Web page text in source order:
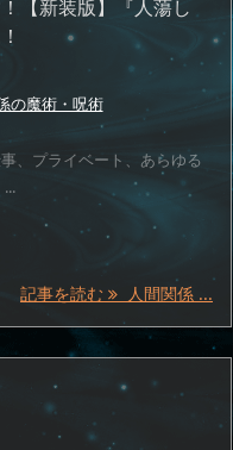
【新装版】『人蕩し
の魔術・呪術
、プライベート、あらゆる
記事を読む 人間関係 ...